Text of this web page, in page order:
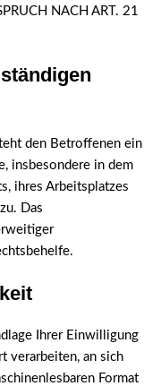
NACH ART. 21
den Betroffenen ein
insbesondere in dem
ihres Arbeitsplatzes
Das
Ihrer Einwilligung
verarbeiten, an sich
Format